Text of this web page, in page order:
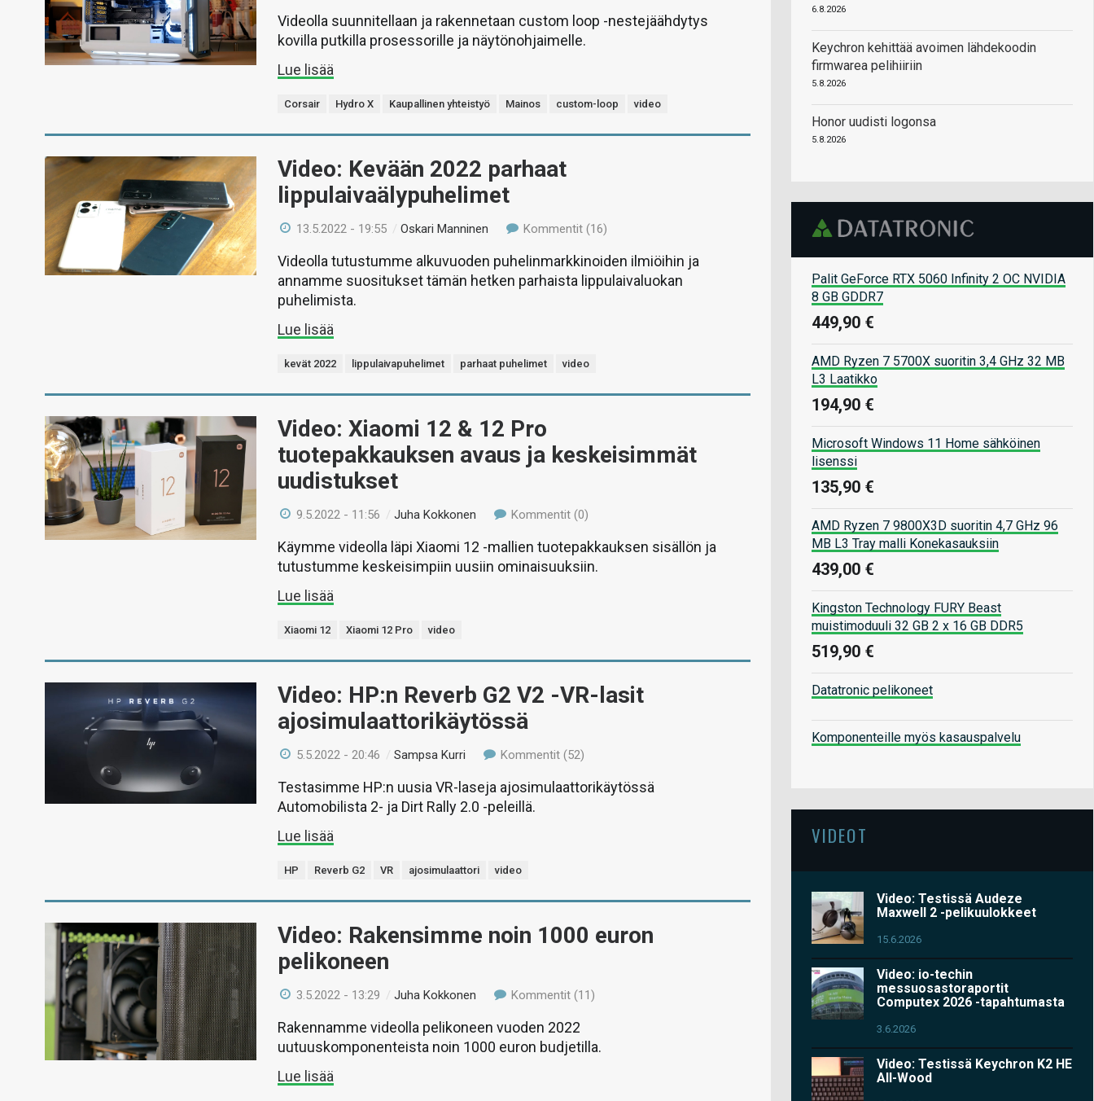
Videolla suunnitellaan ja rakennetaan custom loop -nestejäähdytys
kovilla putkilla prosessorille ja näytönohjaimelle.
Lue lisää
Corsair Hydro X Kaupallinen yhteistyö Mainos custom-loop video
Video: Kevään 2022 parhaat
lippulaivaälypuhelimet
13.5.2022 - 19:55 /Oskari Manninen Kommentit (16)
Videolla tutustumme alkuvuoden puhelinmarkkinoiden ilmiöihin ja
annamme suositukset tämän hetken parhaista lippulaivaluokan
puhelimista.
Lue lisää
kevät 2022 lippulaivapuhelimet parhaat puhelimet video
Video: Xiaomi 12 & 12 Pro
tuotepakkauksen avaus ja keskeisimmät
uudistukset
9.5.2022 - 11:56 /Juha Kokkonen Kommentit (0)
Käymme videolla läpi Xiaomi 12 -mallien tuotepakkauksen sisällön ja
tutustumme keskeisimpiin uusiin ominaisuuksiin.
Lue lisää
Xiaomi 12 Xiaomi 12 Pro video
Video: HP:n Reverb G2 V2 -VR-lasit
ajosimulaattorikäytössä
5.5.2022 - 20:46 /Sampsa Kurri Kommentit (52)
Testasimme HP:n uusia VR-laseja ajosimulaattorikäytössä
Automobilista 2- ja Dirt Rally 2.0 -peleillä.
Lue lisää
HP Reverb G2 VR ajosimulaattori video
Video: Rakensimme noin 1000 euron
pelikoneen
3.5.2022 - 13:29 /Juha Kokkonen Kommentit (11)
Rakennamme videolla pelikoneen vuoden 2022
uutuuskomponenteista noin 1000 euron budjetilla.
Lue lisää
6.8.2026
Keychron kehittää avoimen lähdekoodin
firmwarea pelihiiriin
5.8.2026
Honor uudisti logonsa
5.8.2026
Palit GeForce RTX 5060 Infinity 2 OC NVIDIA
8 GB GDDR7
449,90 €
AMD Ryzen 7 5700X suoritin 3,4 GHz 32 MB
L3 Laatikko
194,90 €
Microsoft Windows 11 Home sähköinen
lisenssi
135,90 €
AMD Ryzen 7 9800X3D suoritin 4,7 GHz 96
MB L3 Tray malli Konekasauksiin
439,00 €
Kingston Technology FURY Beast
muistimoduuli 32 GB 2 x 16 GB DDR5
519,90 €
Datatronic pelikoneet
Komponenteille myös kasauspalvelu
VIDEOT
Video: Testissä Audeze
Maxwell 2 -pelikuulokkeet
15.6.2026
Video: io-techin
messuosastoraportit
Computex 2026 -tapahtumasta
3.6.2026
Video: Testissä Keychron K2 HE
All-Wood